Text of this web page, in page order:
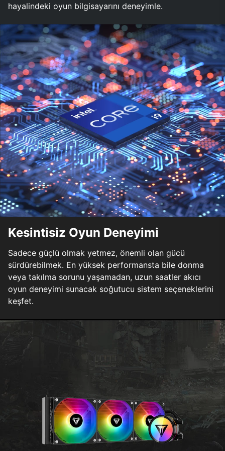
hayalindeki oyun bilgisayarını deneyimle.
Kesintisiz Oyun Deneyimi
Sadece güçlü olmak yetmez, önemli olan gücü
sürdürebilmek. En yüksek performansta bile donma
veya takılma sorunu yaşamadan, uzun saatler akıcı
oyun deneyimi sunacak soğutucu sistem seçeneklerini
keşfet.